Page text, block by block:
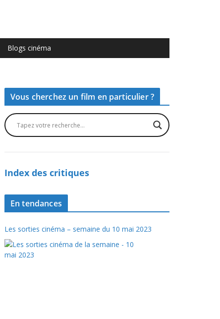
Blogs cinéma
Vous cherchez un film en particulier ?
Index des critiques
En tendances
Les sorties cinéma – semaine du 10 mai 2023